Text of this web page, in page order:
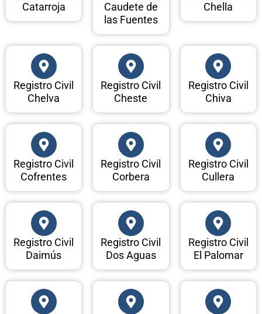
Catarroja
Caudete de
las Fuentes
Chella
Registro Civil
Chelva
Registro Civil
Cheste
Registro Civil
Chiva
Registro Civil
Cofrentes
Registro Civil
Corbera
Registro Civil
Cullera
Registro Civil
Daimús
Registro Civil
Dos Aguas
Registro Civil
El Palomar